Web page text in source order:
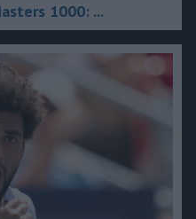
1000: ...